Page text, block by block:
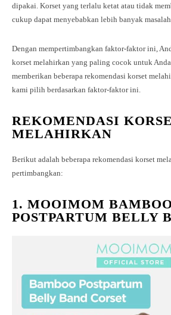
dipakai. Korset yang terlalu ketat atau tidak
cukup dapat menyebabkan lebih banyak
Dengan mempertimbangkan faktor-faktor ini,
korset melahirkan yang paling cocok untuk
memberikan beberapa rekomendasi korset
kami pilih berdasarkan faktor-faktor ini.
REKOMENDASI
MELAHIRKAN
Berikut adalah beberapa rekomendasi korset
pertimbangkan:
1. MOOIMOM BAMBOO
POSTPARTUM BELLY